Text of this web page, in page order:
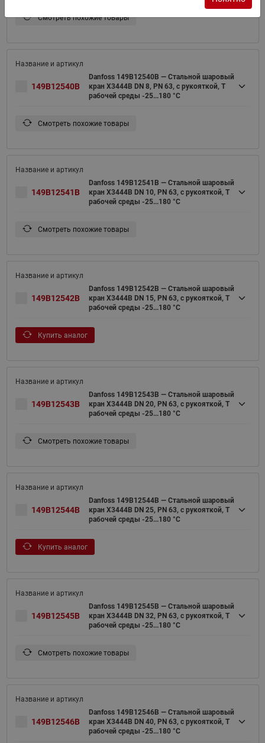
Смотреть похожие товары
149B12540B
Danfoss 149B12540B — Стальной шаровый
кран X3444B DN 8, PN 63, с рукояткой, T
рабочей среды -25...180 °С
Смотреть похожие товары
149B12541B
Danfoss 149B12541B — Стальной шаровый
кран X3444B DN 10, PN 63, с рукояткой, T
рабочей среды -25...180 °С
Смотреть похожие товары
149B12542B
Danfoss 149B12542B — Стальной шаровый
кран X3444B DN 15, PN 63, с рукояткой, T
рабочей среды -25...180 °С
Купить аналог
149B12543B
Danfoss 149B12543B — Стальной шаровый
кран X3444B DN 20, PN 63, с рукояткой, T
рабочей среды -25...180 °С
Смотреть похожие товары
149B12544B
Danfoss 149B12544B — Стальной шаровый
кран X3444B DN 25, PN 63, с рукояткой, T
рабочей среды -25...180 °С
Купить аналог
149B12545B
Danfoss 149B12545B — Стальной шаровый
кран X3444B DN 32, PN 63, с рукояткой, T
рабочей среды -25...180 °С
Смотреть похожие товары
149B12546B
Danfoss 149B12546B — Стальной шаровый
кран X3444B DN 40, PN 63, с рукояткой, T
рабочей среды -25...180 °С